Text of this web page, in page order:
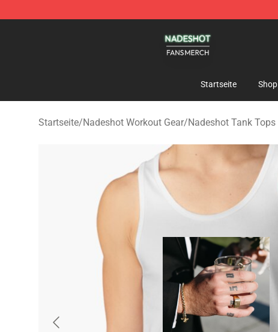
Startseite Shop
Startseite/Nadeshot Workout Gear/Nadeshot Tank Tops